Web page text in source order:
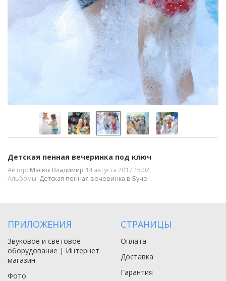
Детская пенная вечеринка под ключ
Автор: Масюк Владимир 14 августа 2017 15:02
Альбомы: Детская пенная вечеринка в Буче
ПРИЛОЖЕНИЯ
Звуковое и световое
оборудование | Интернет
магазин
Фото
СТРАНИЦЫ
Оплата
Доставка
Гарантия